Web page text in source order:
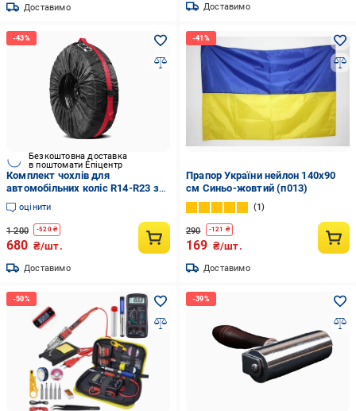
Доставимо Доставимо
Безкоштовна доставка
в поштомати Епіцентр
Комплект чохлів для
автомобільних коліс R14-R23 з
червоною смужкою 4 шт.
Чорний
оцінити
1 200 -520₴
680 ₴/шт.
Доставимо
Прапор України нейлон 140х90
см Синьо-жовтий (п013)
1
290 -121 ₴
169 ₴/шт.
Доставимо